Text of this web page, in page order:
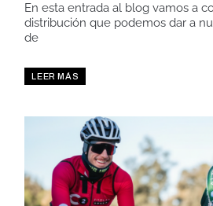
En esta entrada al blog vamos a
distribución que podemos dar a
de
LEER MÁS